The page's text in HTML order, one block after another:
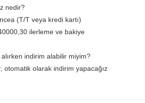
nedir?
(T/T veya kredi kartı)
ilerleme ve bakiye
indirim alabilir miyim?
otomatik olarak indirim yapacağız